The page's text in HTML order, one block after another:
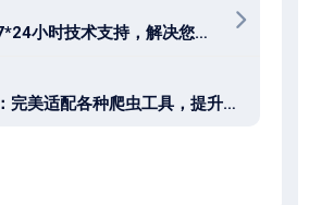
海外IP代理： 7*24小时技术支持，解决您的后顾之忧！
静态住宅IP：完美适配各种爬虫工具，提升数据采集效率！